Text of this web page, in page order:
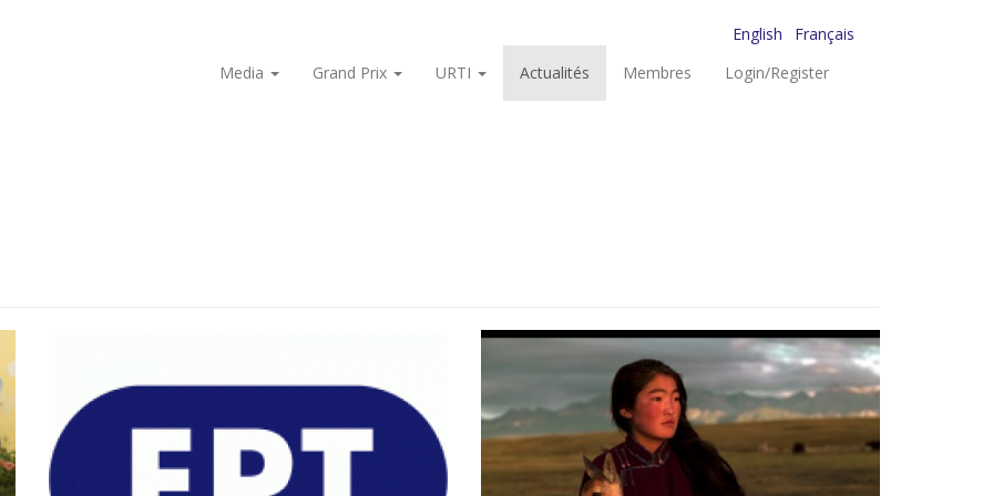
English
Français
Media
Grand Prix URTI Actualités Membres Login/Register